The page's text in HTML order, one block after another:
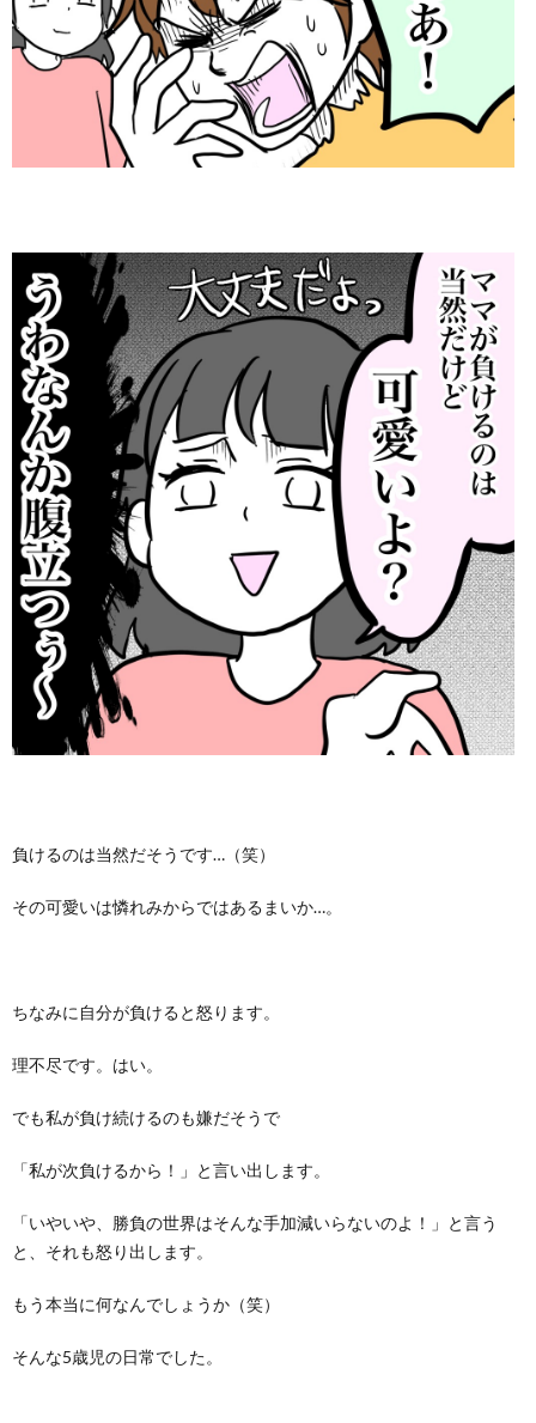
負けるのは当然だそうです…（笑）
その可愛いは憐れみからではあるまいか…。
ちなみに自分が負けると怒ります。
理不尽です。はい。
でも私が負け続けるのも嫌だそうで
「私が次負けるから！」と言い出します。
「いやいや、勝負の世界はそんな手加減いらないのよ！」と言う
と、それも怒り出します。
もう本当に何なんでしょうか（笑）
そんな5歳児の日常でした。